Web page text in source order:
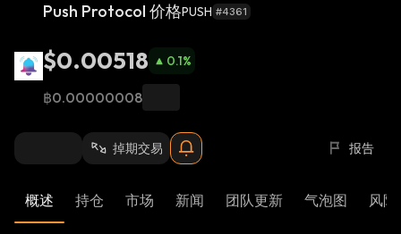
Push Protocol 价格PUSH #4361
$0.00518 0.1%
฿0.00000008
掉期交易 报告
概述 持仓 市场 新闻 团队更新 气泡图 风险